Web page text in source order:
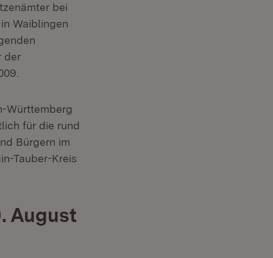
bei
Waiblingen
der
Württemberg
für die rund
Bürgern im
Tauber-Kreis
August